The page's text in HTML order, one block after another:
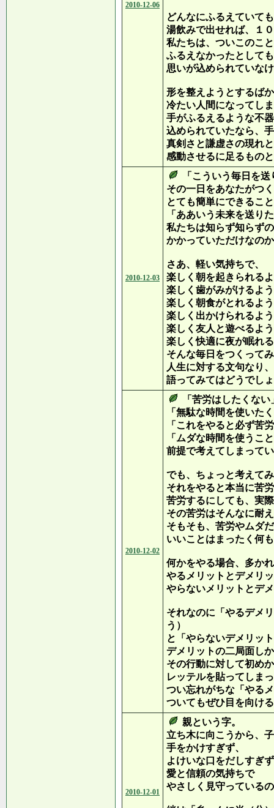
2010-12-06
どんなにふるえていて
湯飲みで出せれば、１
私たちは、ついこのこ
ふるえなかったとして
思いが込められていな
形を整えようとするば
冷たい人間になってし
手がふるえるような不
込められていたなら、
真剣さと謙虚さの現れ
感動させるに足るもの
2010-12-03
「こういう毎日を送
その一日をあなたがつ
とても簡単にできるこ
「ああいう未来を送り
私たちは知らず知らず
かかっていただけなの
さあ、軽い気持ちで、
楽しく朝を起きられる
楽しく歯がみがけるよ
楽しく朝食がとれるよ
楽しく出かけられるよ
楽しく友人と遊べるよ
楽しく快適に夜が眠れ
そんな毎日をつくって
人生に対する文句なり
語ってみてはどうでし
2010-12-02
「苦労はしたくな
「無駄な時間を使いた
「これをやると必ず苦
「ムダな時間を使うこ
前提で考えてしまって
でも、ちょっと考えて
それをやると本当に苦
苦労するにしても、実
その苦労はそんなに耐
そもそも、苦労やムダ
いいことはまったく何
何かをやる場合、多か
やるメリットとデメリ
やらないメリットとデ
それなのに「やるデメ
う）
と「やらないデメリッ
デメリットの二局面し
その行動に対して初め
レッテルを貼ってしま
つい忘れがちな「やる
ついてもぜひ目を向け
2010-12-01
親という字。
立ち木に向こうから、
手をかけすぎず、
よけいな口をだしすぎ
愛と信頼の気持ちで
やさしく見守っている